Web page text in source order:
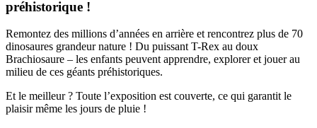
préhistorique !
Remontez des millions d’années en arrière et rencontrez plus de 70
dinosaures grandeur nature ! Du puissant T-Rex au doux
Brachiosaure – les enfants peuvent apprendre, explorer et jouer au
milieu de ces géants préhistoriques.
Et le meilleur ? Toute l’exposition est couverte, ce qui garantit le
plaisir même les jours de pluie !